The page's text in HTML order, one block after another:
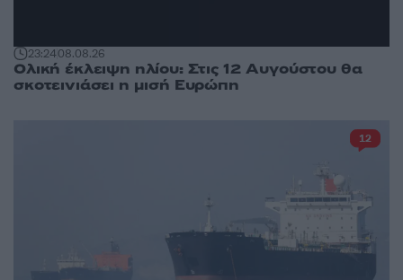
23:2408.08.26
Ολική έκλειψη ηλίου: Στις 12 Αυγούστου θα
σκοτεινιάσει η μισή Ευρώπη
12